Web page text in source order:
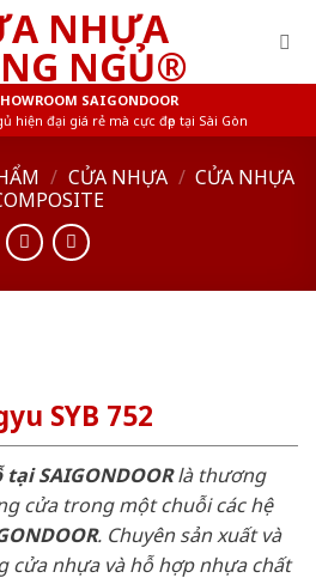
SAIGONDOOR
hiện đại giá rẻ mà cực đẹp tại Sài Gòn
/ CỬA NHỰA / CỬA NHỰA
SYB 752
SAIGONDOORlà thương
cửa trong một chuỗi các hệ
. Chuyên sản xuất và
cửa nhựa và hỗ hợp nhựa chất